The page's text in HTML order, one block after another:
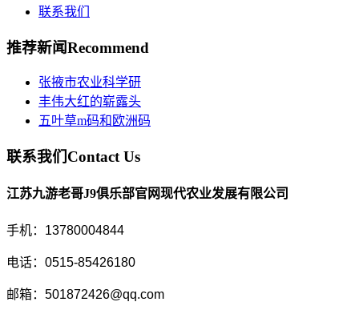
联系我们
推荐新闻Recommend
张掖市农业科学研
丰伟大红的崭露头
五叶草m码和欧洲码
联系我们Contact Us
江苏九游老哥J9俱乐部官网现代农业发展有限公司
手机：13780004844
电话：0515-85426180
邮箱：501872426@qq.com